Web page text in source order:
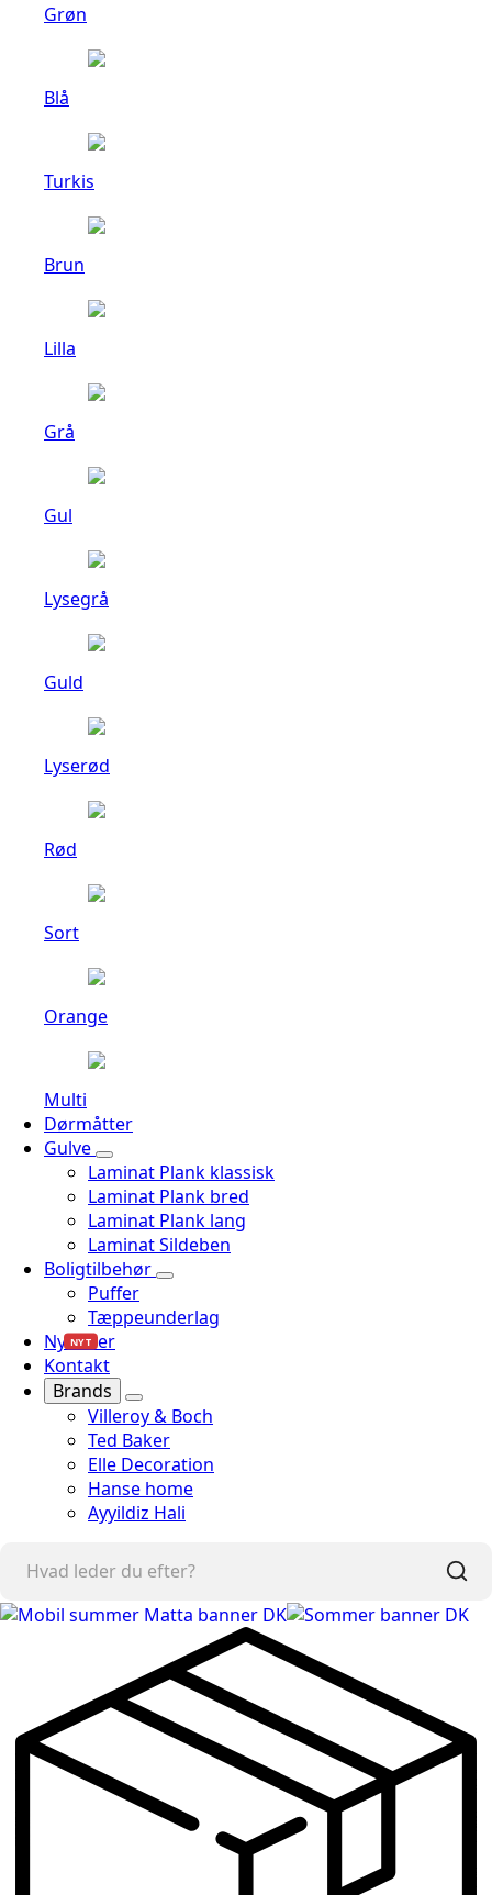
Grøn
Blå
Turkis
Brun
Lilla
Grå
Gul
Lysegrå
Guld
Lyserød
Rød
Sort
Orange
Multi
Dørmåtter
Gulve
Laminat Plank klassisk
Laminat Plank bred
Laminat Plank lang
Laminat Sildeben
Boligtilbehør
Puffer
Tæppeunderlag
Nyheder
NYT
Kontakt
Brands
Villeroy & Boch
Ted Baker
Elle Decoration
Hanse home
Ayyildiz Hali